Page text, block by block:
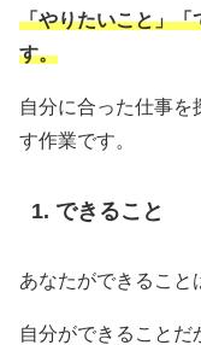
「やりたいこと」「
す。
自分に合った仕事を
す作業です。
できること
あなたができること
自分ができることだ